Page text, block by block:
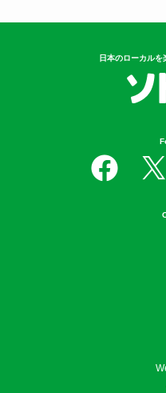
日本のローカルを